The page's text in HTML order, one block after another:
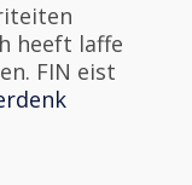
heeft laffe
FIN eist